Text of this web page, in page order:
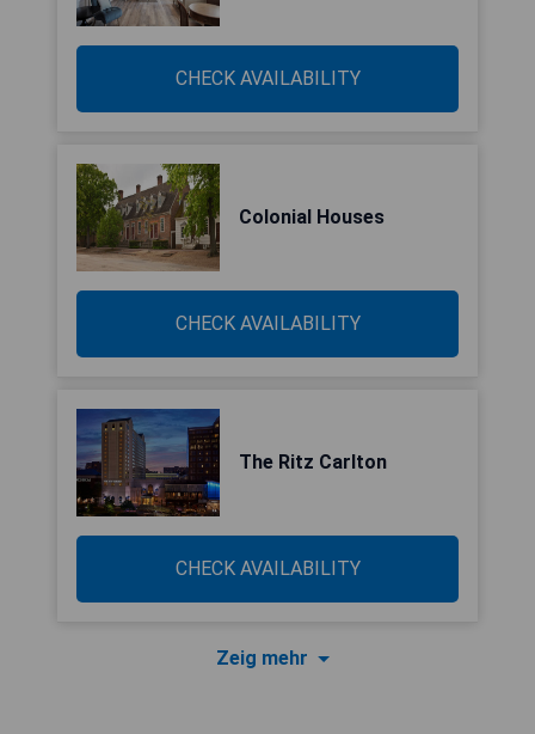
CHECK AVAILABILITY
Colonial Houses
CHECK AVAILABILITY
The Ritz Carlton
CHECK AVAILABILITY
Zeig mehr